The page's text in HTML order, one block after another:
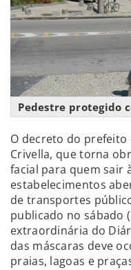
Pedestre protegido
O decreto do prefeito
Crivella, que torna
facial para quem sair
estabelecimentos
de transportes
publicado no sábado
extraordinária do
das máscaras deve
praias, lagoas e